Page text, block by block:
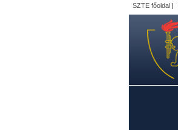
SZTE főoldal |